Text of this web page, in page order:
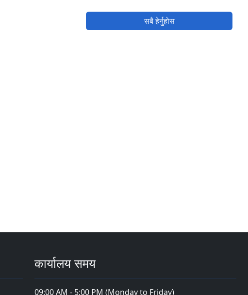
सबै हेर्नुहोस
कार्यालय समय
09:00 AM - 5:00 PM (Monday to Friday)